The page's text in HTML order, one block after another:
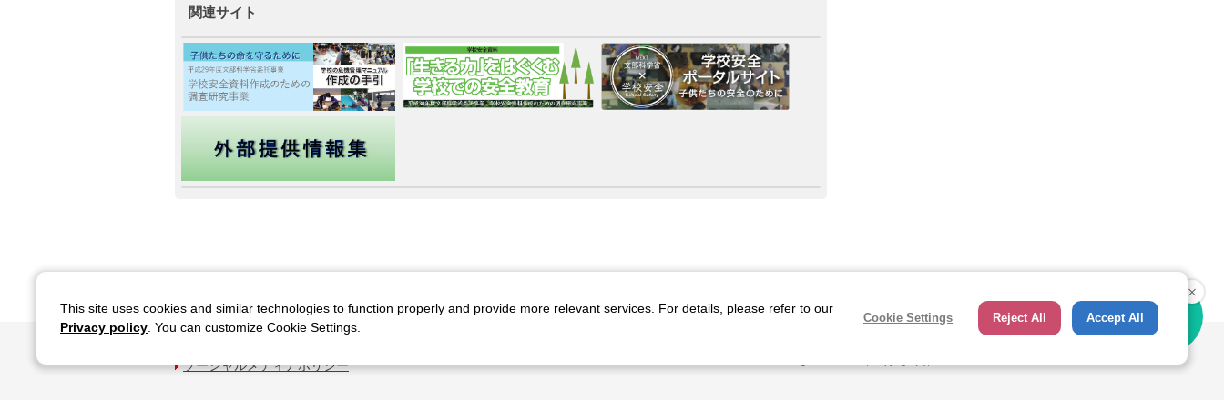
関連サイト
ページトップへ
ソーシャルメディアポリシー
This site uses cookies and similar technologies to function properly and provide more relevant services. For details, please refer to our
Privacy policy . You can customize Cookie Settings.
Cookie Settings Reject All Accept All